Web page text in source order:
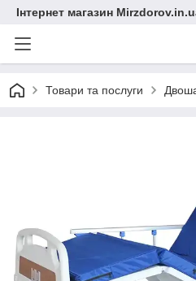
Інтернет магазин
Товари та послуги